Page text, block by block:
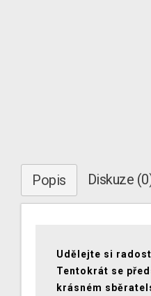
Popis Diskuze
Udělejte si
Tentokrát se
krásném